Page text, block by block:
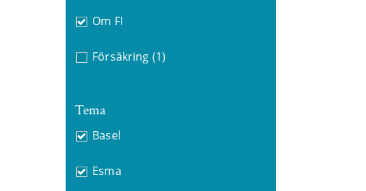
Om FI
Försäkring (1)
Tema
Basel
Esma